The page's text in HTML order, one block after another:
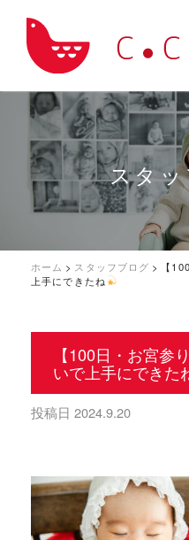
スタ
ホーム > スタッフブログ >
【
上手にできたね
【100日・お宮参
いで上手にできた
投稿日 2024.9.20